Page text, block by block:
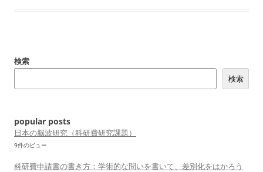
検索
検索
popular posts
日本の脳波研究（科研費研究課題）
9件のビュー
科研費申請書の書き方：学術的な問いを書いて、差別化をはかろう